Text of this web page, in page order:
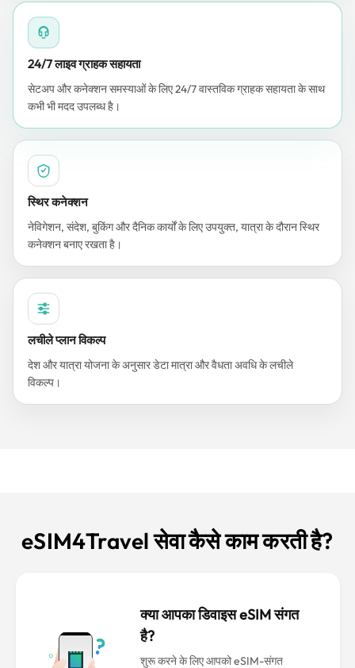
24/7 लाइव ग्राहक सहायता
सेटअप और कनेक्शन समस्याओं के लिए 24/7 वास्तविक ग्राहक सहायता के साथ
कभी भी मदद उपलब्ध है।
स्थिर कनेक्शन
नेविगेशन, संदेश, बुकिंग और दैनिक कार्यों के लिए उपयुक्त, यात्रा के दौरान स्थिर
कनेक्शन बनाए रखता है।
लचीले प्लान विकल्प
देश और यात्रा योजना के अनुसार डेटा मात्रा और वैधता अवधि के लचीले
विकल्प।
eSIM4Travel सेवा कैसे काम करती है?
क्या आपका डिवाइस eSIM संगत
है?
शुरू करने के लिए आपको eSIM-संगत